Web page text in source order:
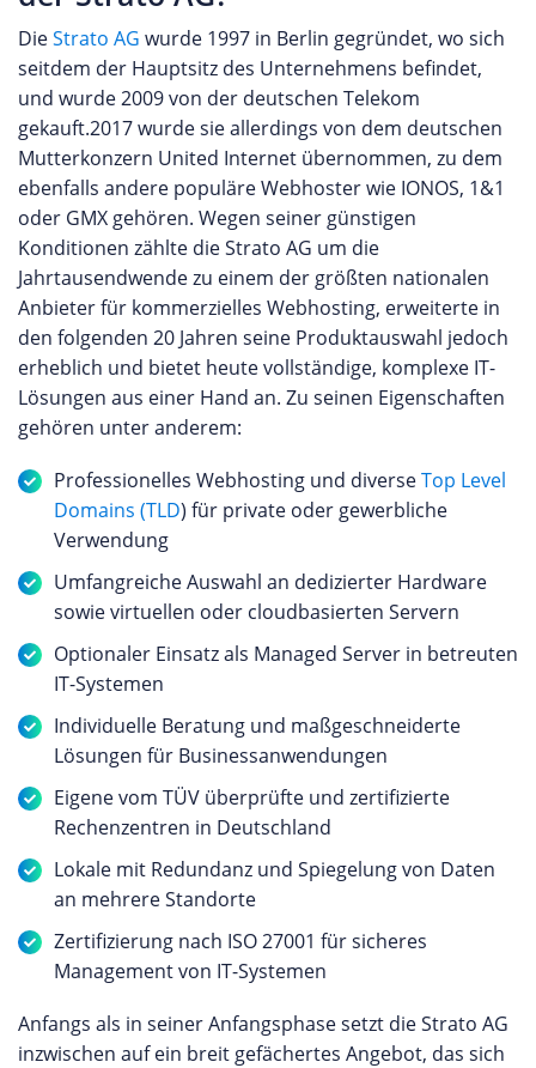
DieStrato AG wurde 1997 in Berlin gegründet, wo sich
seitdem der Hauptsitz des Unternehmens befindet,
und wurde 2009 von der deutschen Telekom
gekauft.2017 wurde sie allerdings von dem deutschen
Mutterkonzern United Internet übernommen, zu dem
ebenfalls andere populäre Webhoster wie IONOS, 1&1
oder GMX gehören. Wegen seiner günstigen
Konditionen zählte die Strato AG um die
Jahrtausendwende zu einem der größten nationalen
Anbieter für kommerzielles Webhosting, erweiterte in
den folgenden 20 Jahren seine Produktauswahl jedoch
erheblich und bietet heute vollständige, komplexe IT-
Lösungen aus einer Hand an. Zu seinen Eigenschaften
gehören unter anderem:
Professionelles Webhosting und diverseTop Level
Domains (TLD) für private oder gewerbliche
Verwendung
Umfangreiche Auswahl an dedizierter Hardware
sowie virtuellen oder cloudbasierten Servern
Optionaler Einsatz als Managed Server in betreuten
IT-Systemen
Individuelle Beratung und maßgeschneiderte
Lösungen für Businessanwendungen
Eigene vom TÜV überprüfte und zertifizierte
Rechenzentren in Deutschland
Lokale mit Redundanz und Spiegelung von Daten
an mehrere Standorte
Zertifizierung nach ISO 27001 für sicheres
Management von IT-Systemen
Anfangs als in seiner Anfangsphase setzt die Strato AG
inzwischen auf ein breit gefächertes Angebot, das sich